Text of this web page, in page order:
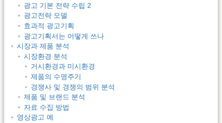
광고 기본 전략 수립 2
광고전략 모델
효과적 광고기획
광고기획서는 어떻게 쓰나
시장과 제품 분석
시장환경 분석
거시환경과 미시환경
제품의 수명주기
경쟁사 및 경쟁의 범위 분석
제품 및 브랜드 분석
자료 수집 방법
영상광고 예